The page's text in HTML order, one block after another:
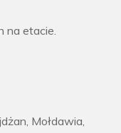
na etacie.
Mołdawia,